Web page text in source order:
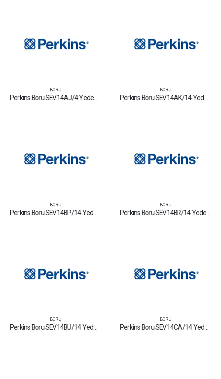
BORU
Perkins Boru SEV14AJ/4 Yedek Parça Fiyat Tamir Bakım Satan Firmalar
BORU
Perkins Boru SEV14AK/14 Yedek Parça Fiyat Tamir Bakım Satan Firmalar
BORU BORU
BORU
Perkins Boru SEV14BU/14 Yedek Parça Fiyat Tamir Bakım Satan Firmalar
BORU
Perkins Boru SEV14CA/14 Yedek Parça Fiyat Tamir Bakım Satan Firmalar